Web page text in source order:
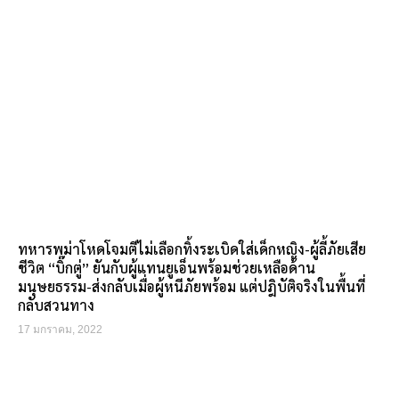
ทหารพม่าโหดโจมตีไม่เลือกทิ้งระเบิดใส่เด็กหญิง-ผู้ลี้ภัยเสีย
ชีวิต “บิ๊กตู่” ยันกับผู้แทนยูเอ็นพร้อมช่วยเหลือด้าน
มนุษยธรรม-ส่งกลับเมื่อผู้หนีภัยพร้อม แต่ปฎิบัติจริงในพื้นที่
กลับสวนทาง
17 มกราคม, 2022